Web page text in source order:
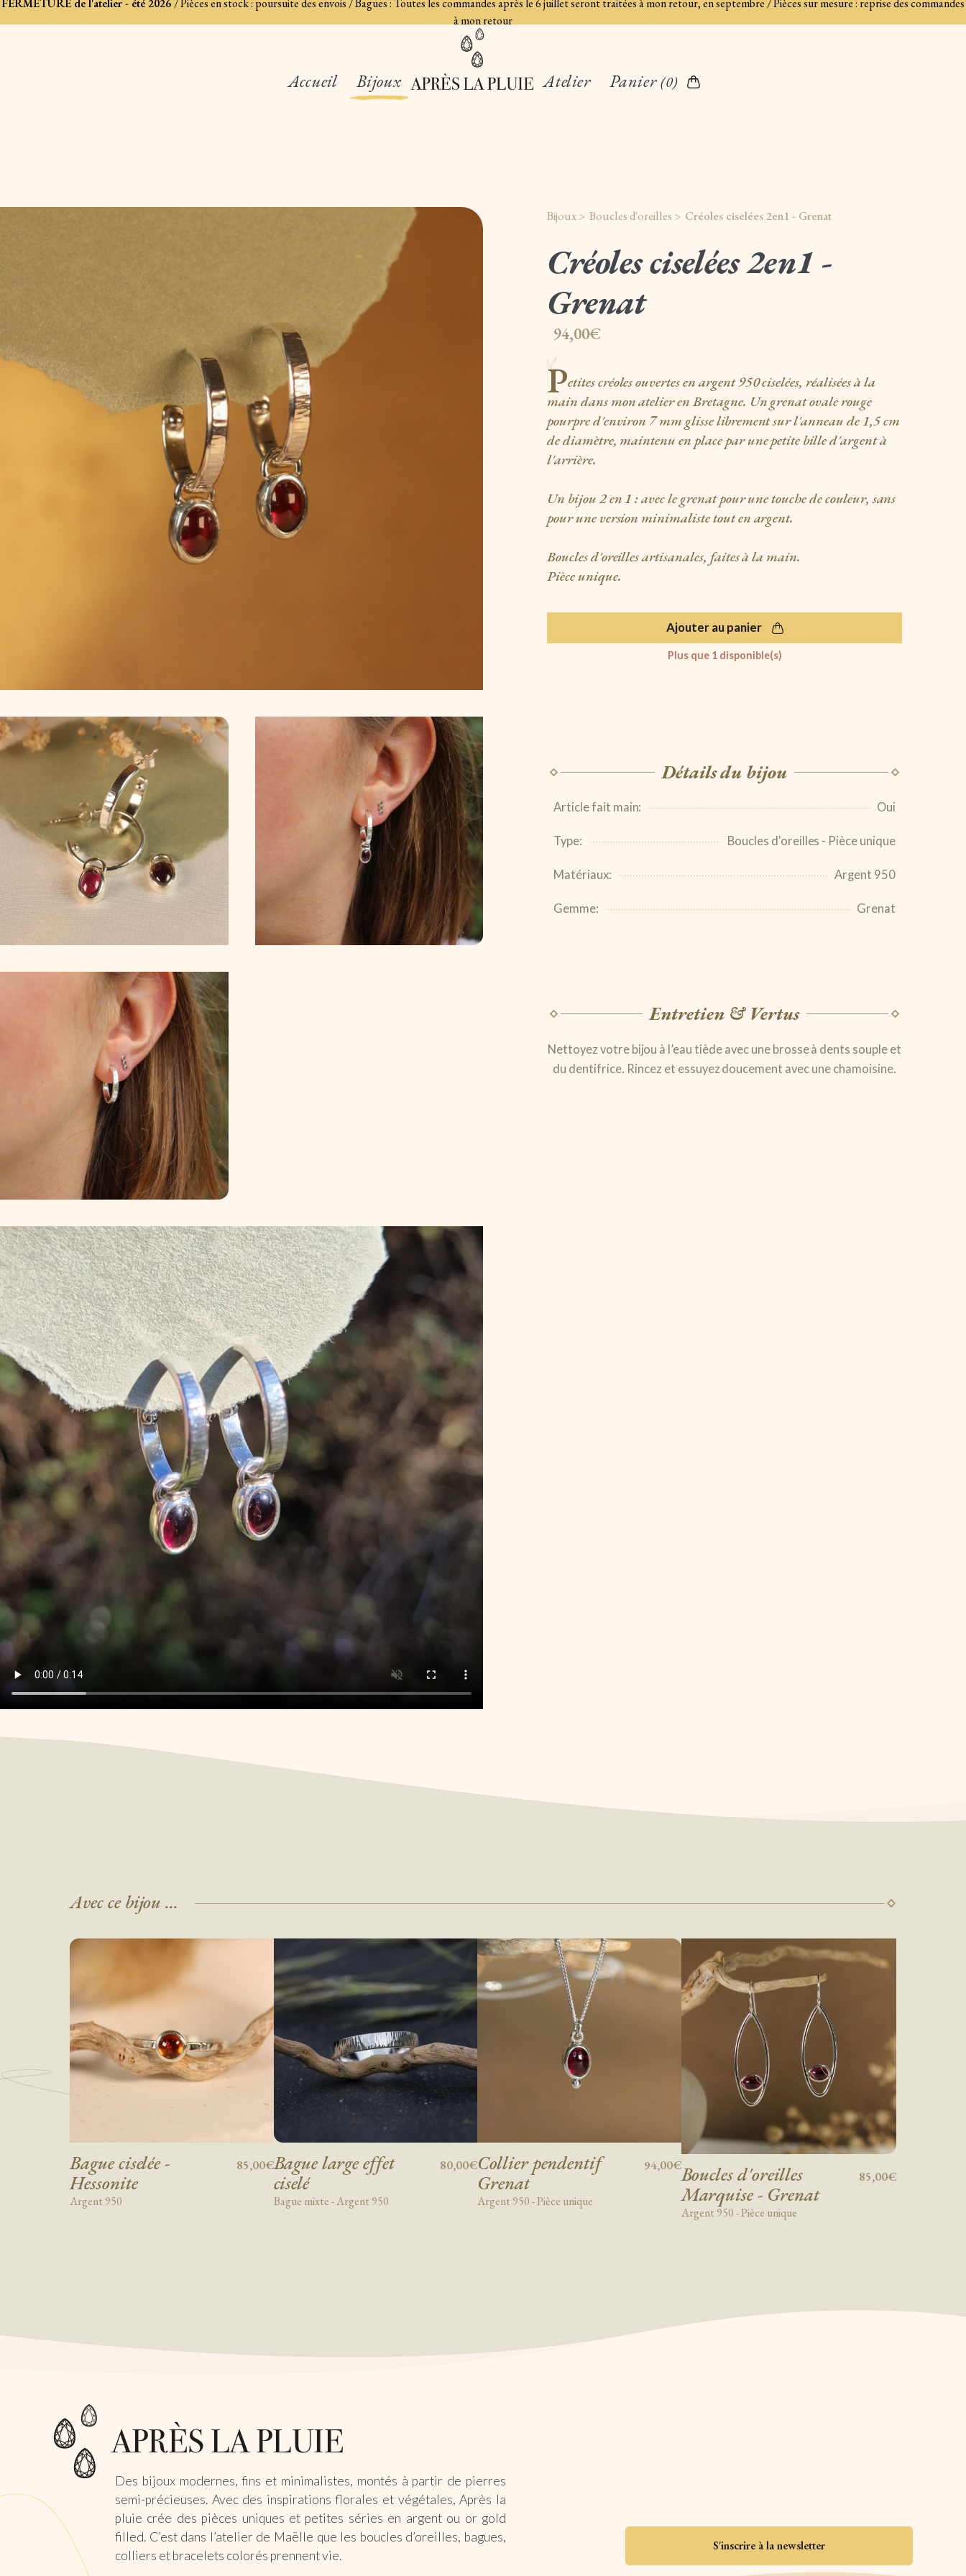
FERMETURE de l'atelier - été 2026 / Pièces en stock : poursuite des envois / Bagues : Toutes les commandes après le 6 juillet seront traitées à mon retour, en septembre / Pièces sur mesure : reprise des commandes
à mon retour
Accueil Bijoux Atelier Panier(0)
Bijoux > Boucles d'oreilles > Créoles ciselées 2en1 - Grenat
Créoles ciselées 2en1 -
Grenat
94,00€
Petites créoles ouvertes en argent 950 ciselées, réalisées à la
main dans mon atelier en Bretagne. Un grenat ovale rouge
pourpre d'environ 7 mm glisse librement sur l'anneau de 1,5 cm
de diamètre, maintenu en place par une petite bille d'argent à
l'arrière.
Un bijou 2 en 1 : avec le grenat pour une touche de couleur, sans
pour une version minimaliste tout en argent.
Boucles d'oreilles artisanales, faites à la main.
Pièce unique.
Ajouter au panier
Plus que 1disponible(s)
Détails du bijou
Article fait main: Oui
Type: Boucles d'oreilles - Pièce unique
Matériaux: Argent 950
Gemme: Grenat
Entretien & Vertus
Nettoyez votre bijou à l’eau tiède avec une brosse à dents souple et
du dentifrice. Rincez et essuyez doucement avec une chamoisine.
Avec ce bijou ...
Bague ciselée -
Hessonite
85,00€
Argent 950
Bague large effet
ciselé
80,00€
Bague mixte - Argent 950
Collier pendentif
Grenat
94,00€
Argent 950 - Pièce unique
Boucles d'oreilles
Marquise - Grenat
85,00€
Argent 950 - Pièce unique
Des bijoux modernes, fins et minimalistes, montés à partir de pierres
semi-précieuses. Avec des inspirations florales et végétales, Après la
pluie crée des pièces uniques et petites séries en argent ou or gold
filled. C’est dans l’atelier de Maëlle que les boucles d’oreilles, bagues,
colliers et bracelets colorés prennent vie.
S'inscrire à la newsletter